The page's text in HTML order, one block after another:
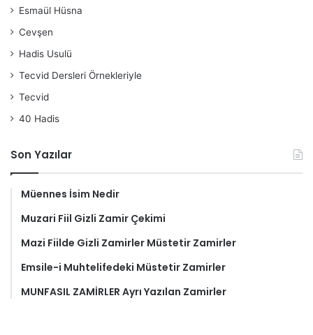
Esmaül Hüsna
Cevşen
Hadis Usulü
Tecvid Dersleri Örnekleriyle
Tecvid
40 Hadis
Son Yazılar
Müennes İsim Nedir
Muzari Fiil Gizli Zamir Çekimi
Mazi Fiilde Gizli Zamirler Müstetir Zamirler
Emsile-i Muhtelifedeki Müstetir Zamirler
MUNFASIL ZAMİRLER Ayrı Yazılan Zamirler